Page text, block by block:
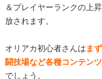
＆プレイヤーランクの上
放されます。
オリアカ初心者さんは ま
闘技場など各種コンテン
でしょう。